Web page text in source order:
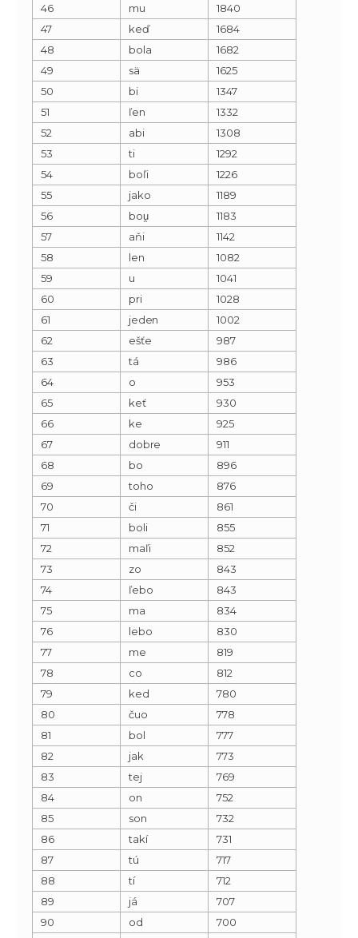
46
mu
1840
47
keď
1684
48
bola
1682
49
sä
1625
50
bi
1347
51
ľen
1332
52
abi
1308
53
ti
1292
54
boľi
1226
55
jako
1189
56
bou̯
1183
57
aňi
1142
58
len
1082
59
u
1041
60
pri
1028
61
jeden
1002
62
ešťe
987
63
tá
986
64
o
953
65
keť
930
66
ke
925
67
dobre
911
68
bo
896
69
toho
876
70
či
861
71
boli
855
72
maľi
852
73
zo
843
74
ľebo
843
75
ma
834
76
lebo
830
77
me
819
78
co
812
79
ked
780
80
čuo
778
81
bol
777
82
jak
773
83
tej
769
84
on
752
85
son
732
86
takí
731
87
tú
717
88
tí
712
89
já
707
90
od
700